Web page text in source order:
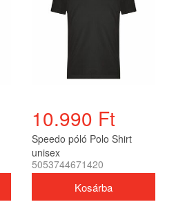
10.990 Ft
Speedo póló Polo Shirt
unisex
5053744671420